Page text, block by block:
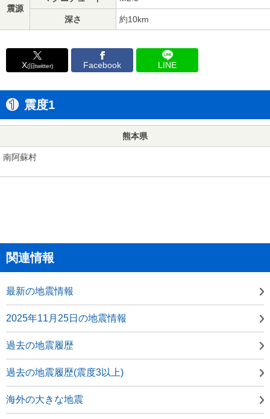
震源
深さ 約10km
X(旧twitter) Facebook LINE
震度1
熊本県
南阿蘇村
関連情報
最新の地震情報
2025年11月25日の地震情報
過去の地震履歴
過去の地震履歴(震度3以上)
海外の大きな地震